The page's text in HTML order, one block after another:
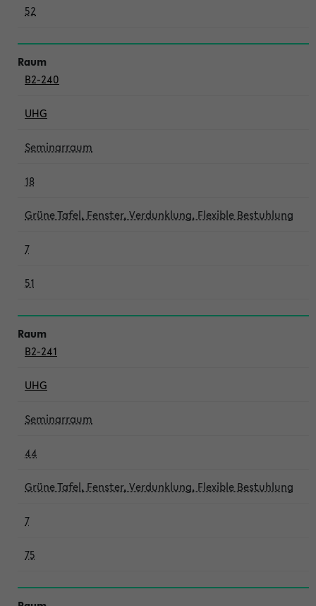
52
B2-240
UHG
Seminarraum
18
Grüne Tafel, Fenster, Verdunklung, Flexible Bestuhlung
7
51
B2-241
UHG
Seminarraum
44
Grüne Tafel, Fenster, Verdunklung, Flexible Bestuhlung
7
75